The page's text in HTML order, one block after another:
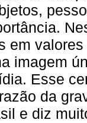
em
imagem
Esse
da
e diz